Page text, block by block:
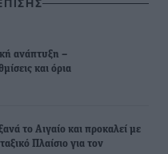
ανάπτυξη –
και όρια
το Αιγαίο και προκαλεί με
Πλαίσιο για τον